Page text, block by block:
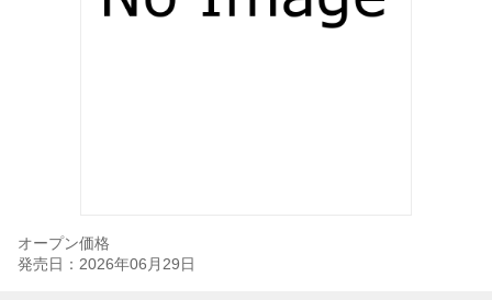
オープン価格
発売日：2026年06月29日